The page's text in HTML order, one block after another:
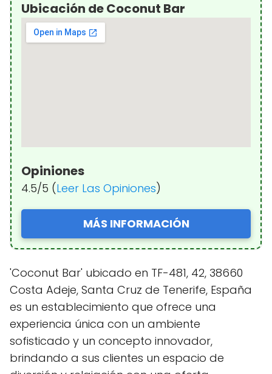
Ubicación de Coconut Bar
Opiniones
4.5/5 (Leer Las Opiniones)
MÁS INFORMACIÓN
'Coconut Bar' ubicado en TF-481, 42, 38660
Costa Adeje, Santa Cruz de Tenerife, España
es un establecimiento que ofrece una
experiencia única con un ambiente
sofisticado y un concepto innovador,
brindando a sus clientes un espacio de